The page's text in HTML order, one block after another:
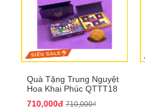
Quà Tặng Trung Nguyệt
Hoa Khai Phúc QTTT18
710,000đ 710,000₫